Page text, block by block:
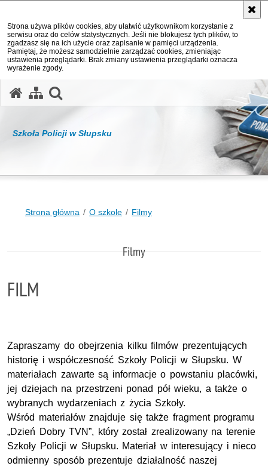
Strona używa plików cookies, aby ułatwić użytkownikom korzystanie z
serwisu oraz do celów statystycznych. Jeśli nie blokujesz tych plików, to
zgadzasz się na ich użycie oraz zapisanie w pamięci urządzenia.
Pamiętaj, że możesz samodzielnie zarządzać cookies, zmieniając
ustawienia przeglądarki. Brak zmiany ustawienia przeglądarki oznacza
wyrażenie zgody.
Szkoła Policji w Słupsku
Strona główna O szkole Filmy
Filmy
FILM
Zapraszamy do obejrzenia kilku filmów prezentujących
historię i współczesność Szkoły Policji w Słupsku. W
materiałach zawarte są informacje o powstaniu placówki,
jej dziejach na przestrzeni ponad pół wieku, a także o
wybranych wydarzeniach z życia Szkoły.
Wśród materiałów znajduje się także fragment programu
„Dzień Dobry TVN”, który został zrealizowany na terenie
Szkoły Policji w Słupsku. Materiał w interesujący i nieco
odmienny sposób prezentuje działalność naszej